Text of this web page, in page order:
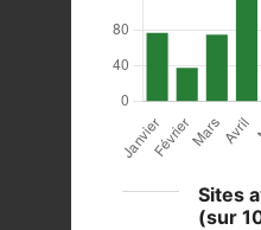
Sites
(sur